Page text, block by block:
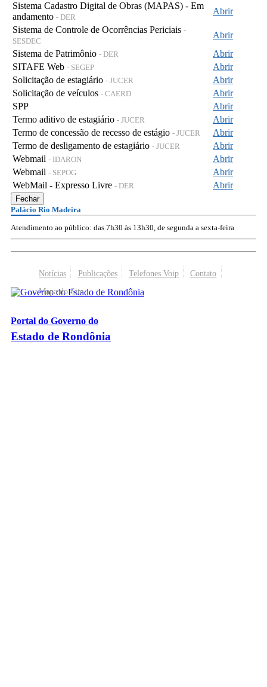
Sistema Cadastro Digital de Obras (MAPAS) - Em
andamento - DER
Abrir
Sistema de Controle de Ocorrências Periciais -
SESDEC
Abrir
Sistema de Patrimônio - DER
Abrir
SITAFE Web - SEGEP
Abrir
Solicitação de estagiário - JUCER
Abrir
Solicitação de veículos - CAERD
Abrir
SPP
Abrir
Termo aditivo de estagiário - JUCER
Abrir
Termo de concessão de recesso de estágio - JUCER
Abrir
Termo de desligamento de estagiário - JUCER
Abrir
Webmail - IDARON
Abrir
Webmail - SEPOG
Abrir
WebMail - Expresso Livre - DER Abrir
Fechar
Palácio Rio Madeira
Atendimento ao público: das 7h30 às 13h30, de segunda a sexta-feira
Notícias Publicações Telefones Voip
Contato
Mapa do Site
Portal do Governo do
Estado de Rondônia